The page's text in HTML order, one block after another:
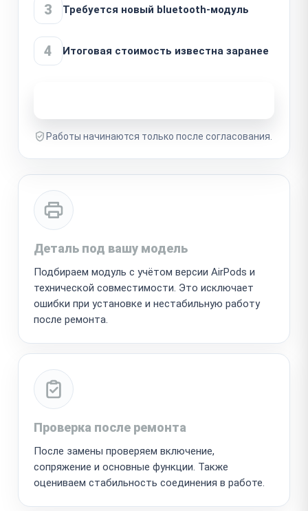
3 Требуется новый bluetooth-модуль
4 Итоговая стоимость известна заранее
Работы начинаются только после согласования.
Деталь под вашу модель
Подбираем модуль с учётом версии AirPods и
технической совместимости. Это исключает
ошибки при установке и нестабильную работу
после ремонта.
Проверка после ремонта
После замены проверяем включение,
сопряжение и основные функции. Также
оцениваем стабильность соединения в работе.